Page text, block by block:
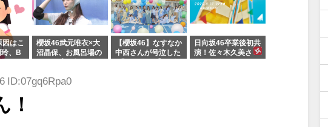
まの反応がこちら
因はこ
、B
櫻坂46武元唯衣×大
沼晶保、お風呂場の
タラ】
【櫻坂46】なすなか
中西さんが号泣した
日向坂46卒業後初共
演！佐々木久美さ
ID:07gq6Rpa0
！